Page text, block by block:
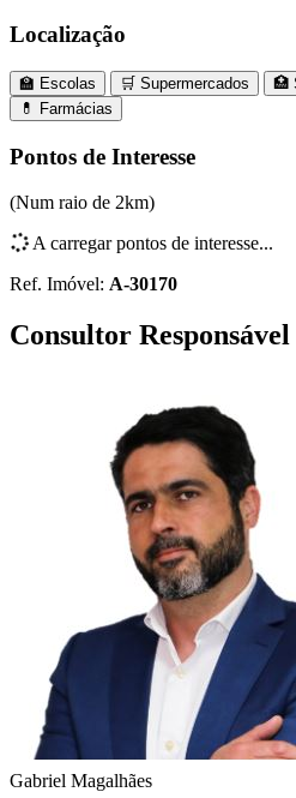
Localização
🏫 Escolas 🛒 Supermercados 🏥
💊 Farmácias
+
Pontos de Interesse
(Num raio de 2km)
A carregar pontos de interesse...
Ref. Imóvel: A-30170
Consultor Responsável
Gabriel Magalhães